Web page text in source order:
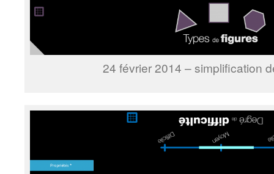
24 février 2014 – simplification